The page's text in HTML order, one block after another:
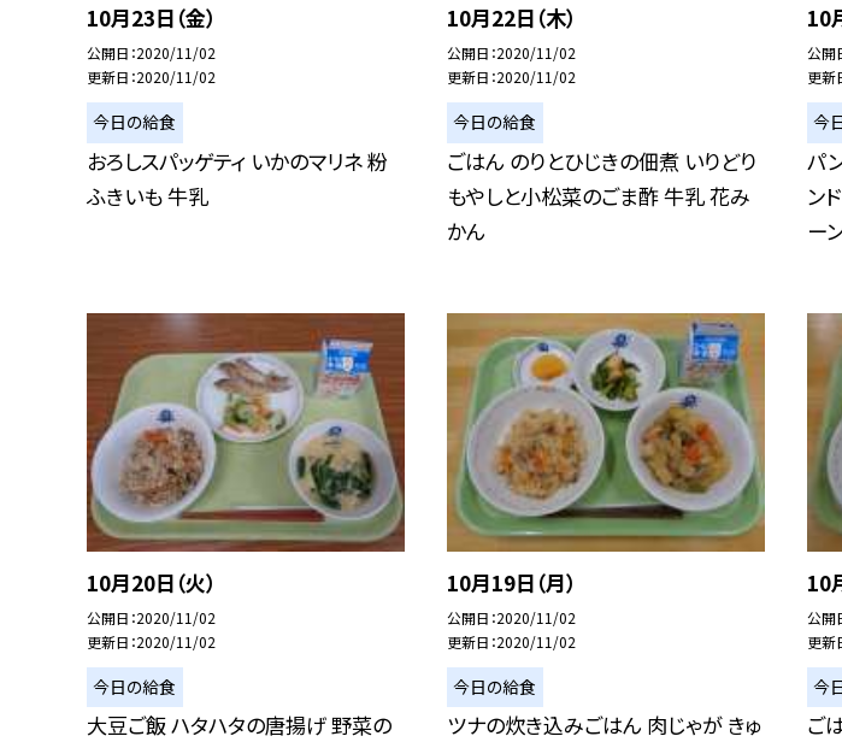
10月23日（金）
公開日 2020/11/02
更新日 2020/11/02
今日の給食
おろしスパッゲティ いかのマリネ 粉
ふきいも 牛乳
10月22日（木）
公開日 2020/11/02
更新日 2020/11/02
今日の給食
ごはん のりとひじきの佃煮 いりどり
もやしと小松菜のごま酢 牛乳 花み
かん
10
公開
更新
今
パ
ン
ー
10月20日（火）
公開日 2020/11/02
更新日 2020/11/02
今日の給食
大豆ご飯 ハタハタの唐揚げ 野菜の
10月19日（月）
公開日 2020/11/02
更新日 2020/11/02
今日の給食
ツナの炊き込みごはん 肉じゃが きゅ
10
公開
更新
今
ご